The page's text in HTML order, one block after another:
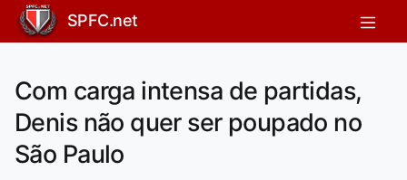
SPFC.net
Com carga intensa de partidas,
Denis não quer ser poupado no
São Paulo